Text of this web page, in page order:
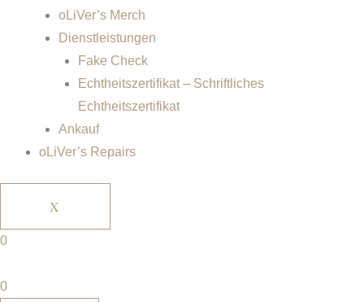
oLiVer’s Merch
Dienstleistungen
Fake Check
Echtheitszertifikat – Schriftliches
Echtheitszertifikat
Ankauf
oLiVer’s Repairs
X
0
0